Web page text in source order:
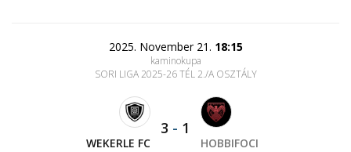
2025. November 21. 18:15
kaminokupa
SORI LIGA 2025-26 TÉL 2./A OSZTÁLY
WEKERLE FC
3 - 1
HOBBIFOCI